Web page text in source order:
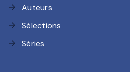
arrow_forward Auteurs
arrow_forward Sélections
arrow_forward Séries